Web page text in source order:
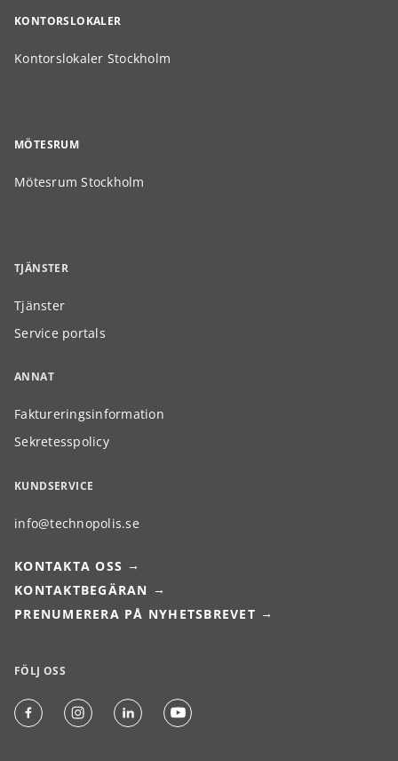
KONTORSLOKALER
Kontorslokaler Stockholm
MÖTESRUM
Mötesrum Stockholm
TJÄNSTER
Tjänster
Service portals
ANNAT
Faktureringsinformation
Sekretesspolicy
KUNDSERVICE
info@technopolis.se
KONTAKTA OSS
KONTAKTBEGÄRAN
PRENUMERERA PÅ NYHETSBREVET
FÖLJ OSS